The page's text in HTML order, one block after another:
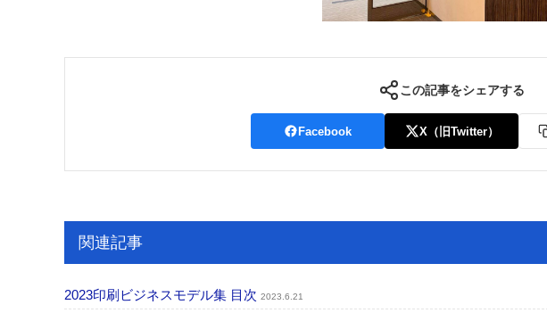
この記事をシェアする
Facebook X（旧Twitter）
関連記事
2023印刷ビジネスモデル集 目次 2023.6.21